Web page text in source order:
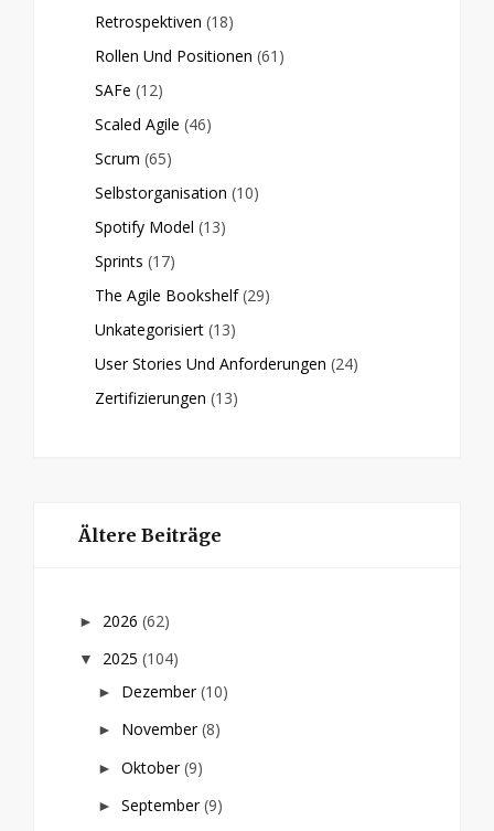
Retrospektiven (18)
Rollen Und Positionen (61)
SAFe (12)
Scaled Agile (46)
Scrum (65)
Selbstorganisation (10)
Spotify Model (13)
Sprints (17)
The Agile Bookshelf (29)
Unkategorisiert (13)
User Stories Und Anforderungen (24)
Zertifizierungen (13)
Ältere Beiträge
► 2026 (62)
▼ 2025 (104)
► Dezember(10)
► November(8)
► Oktober(9)
► September(9)